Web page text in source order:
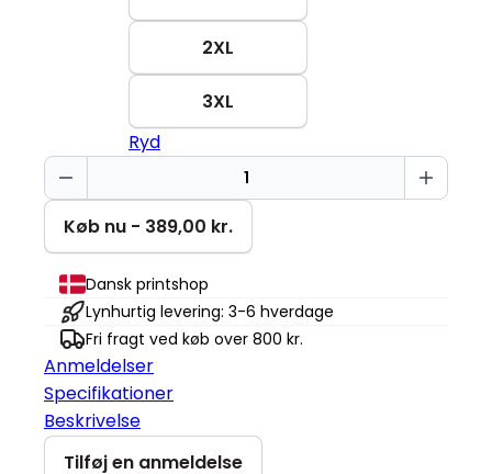
2XL
3XL
Ryd
Drømmer
om
vin
jul
Cruiser
2.0
antal
Køb nu - 389,00 kr.
Dansk printshop
Lynhurtig levering: 3-6 hverdage
Fri fragt ved køb over 800 kr.
Anmeldelser
Specifikationer
Beskrivelse
Tilføj en anmeldelse